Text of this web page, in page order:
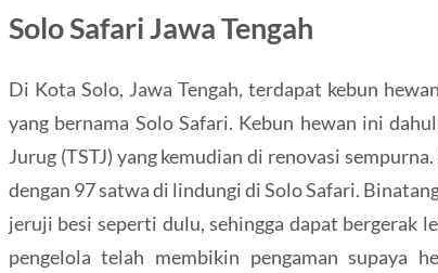
Solo Safari Jawa Tengah
Di Kota Solo, Jawa Tengah, terdapat kebun
yang bernama Solo Safari. Kebun hewan ini
Jurug (TSTJ) yang kemudian di renovasi
dengan 97 satwa di lindungi di Solo Safari.
jeruji besi seperti dulu, sehingga dapat bergerak
pengelola telah membikin pengaman supaya